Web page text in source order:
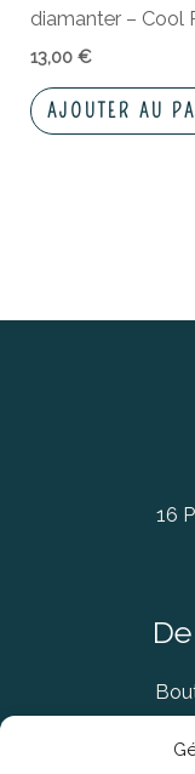
diamanter – Cool
13,00€
AJOUTER AU
16